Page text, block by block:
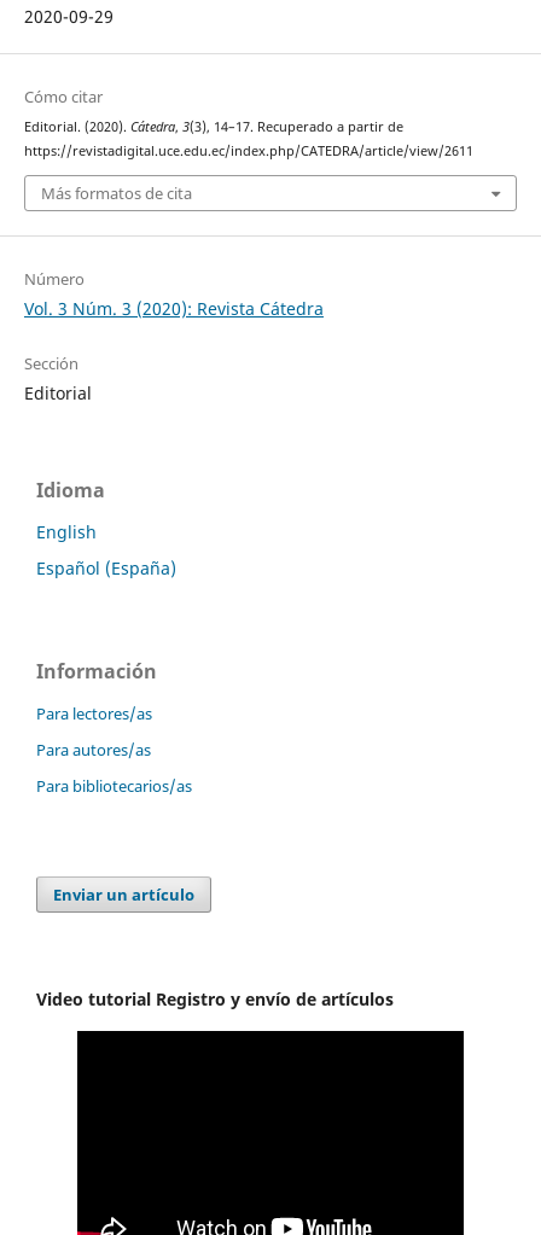
2020-09-29
Cómo citar
Editorial. (2020). Cátedra, 3(3), 14–17. Recuperado a partir de
https://revistadigital.uce.edu.ec/index.php/CATEDRA/article/view/2611
Más formatos de cita
Número
Vol. 3 Núm. 3 (2020): Revista Cátedra
Sección
Editorial
Idioma
English
Español (España)
Información
Para lectores/as
Para autores/as
Para bibliotecarios/as
Enviar un artículo
Video tutorial Registro y envío de artículos